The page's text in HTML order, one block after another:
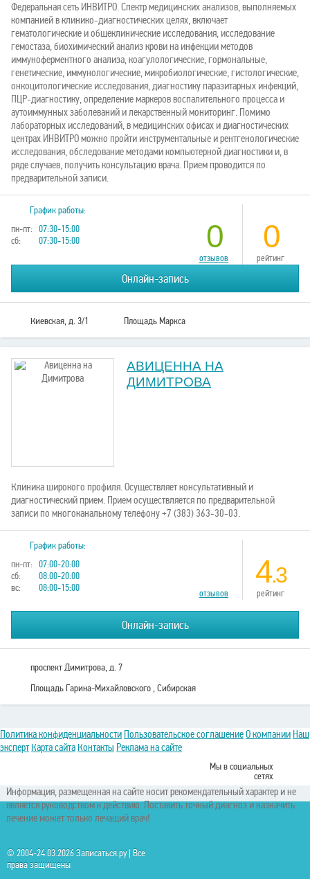
Федеральная сеть ИНВИТРО. Спектр медицинских анализов, выполняемых
компанией в клинико-диагностических целях, включает
гематологические и общеклинические исследования, исследование
гемостаза, биохимический анализ крови на инфекции методов
иммуноферментного анализа, коагулологические, гормональные,
генетические, иммунологические, микробиологические, гистологические,
онкоцитологические исследования, диагностику паразитарных инфекций,
ПЦР-диагностику, определение маркеров воспалительного процесса и
аутоиммунных заболеваний и лекарственный мониторинг. Помимо
лабораторных исследований, в медицинских офисах и диагностических
центрах ИНВИТРО можно пройти инструментальные и рентгенологические
исследования, обследование методами компьютерной диагностики и, в
ряде случаев, получить консультацию врача. Прием проводится по
предварительной записи.
График работы:
пн-пт: 07:30-15:00
сб:
07:30-15:00 0
отзывов
0
рейтинг
Онлайн-запись
Киевская, д. 3/1 Площадь Маркса
АВИЦЕННА НА
ДИМИТРОВА
Клиника широкого профиля. Осуществляет консультативный и
диагностический прием. Прием осуществляется по предварительной
записи по многоканальному телефону +7 (383) 363-30-03.
График работы:
пн-пт: 07:00-20:00
сб:
08:00-20:00
вс:
08:00-15:00 отзывов
4.3
рейтинг
Онлайн-запись
проспект Димитрова, д. 7
Площадь Гарина-Михайловского , Сибирская
Политика конфиденциальности Пользовательское соглашениеО компании Наш
эксперт Карта сайта Контакты Реклама на сайте
Мы в социальных
сетях
Информация, размещенная на сайте носит рекомендательный характер и не
является руководством к действию. Поставить точный диагноз и назначить
лечение может только лечащий врач!
© 2004-24.03.2026 Записаться.ру | Все
права защищены